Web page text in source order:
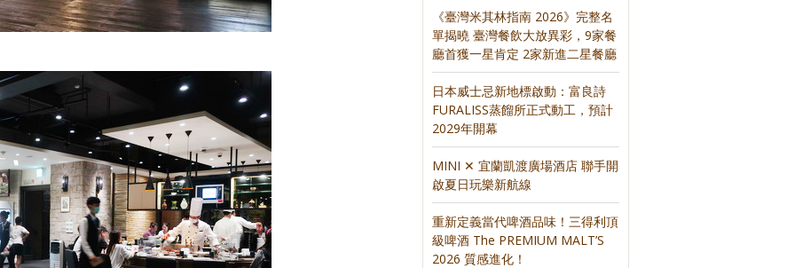
《臺灣米其林指南 2026》完整名
單揭曉 臺灣餐飲大放異彩，9家餐
廳首獲一星肯定 2家新進二星餐廳
日本威士忌新地標啟動：富良詩
FURALISS蒸餾所正式動工，預計
2029年開幕
MINI ✕ 宜蘭凱渡廣場酒店 聯手開
啟夏日玩樂新航線
重新定義當代啤酒品味！三得利頂
級啤酒 The PREMIUM MALT’S
2026 質感進化！